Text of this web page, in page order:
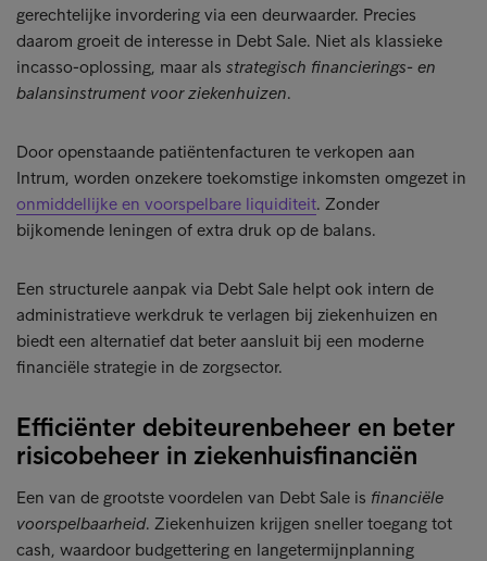
gerechtelijke invordering via een deurwaarder. Precies
daarom groeit de interesse in Debt Sale. Niet als klassieke
incasso-oplossing, maar als strategisch financierings- en
balansinstrument voor ziekenhuizen.
Door openstaande patiëntenfacturen te verkopen aan
Intrum, worden onzekere toekomstige inkomsten omgezet in
onmiddellijke en voorspelbare liquiditeit. Zonder
bijkomende leningen of extra druk op de balans.
Een structurele aanpak via Debt Sale helpt ook intern de
administratieve werkdruk te verlagen bij ziekenhuizen en
biedt een alternatief dat beter aansluit bij een moderne
financiële strategie in de zorgsector.
Efficiënter debiteurenbeheer en beter
risicobeheer in ziekenhuisfinanciën
Een van de grootste voordelen van Debt Sale is financiële
voorspelbaarheid. Ziekenhuizen krijgen sneller toegang tot
cash, waardoor budgettering en langetermijnplanning